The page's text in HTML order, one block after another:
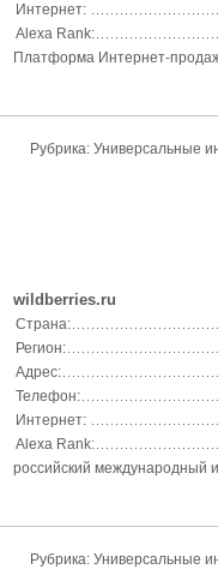
Интернет:
Alexa Rank:
Платформа Интернет-
Рубрика: Универсальные
wildberries.ru
Страна:
Регион:
Адрес:
Телефон:
Интернет:
Alexa Rank:
российский международный
Рубрика: Универсальные